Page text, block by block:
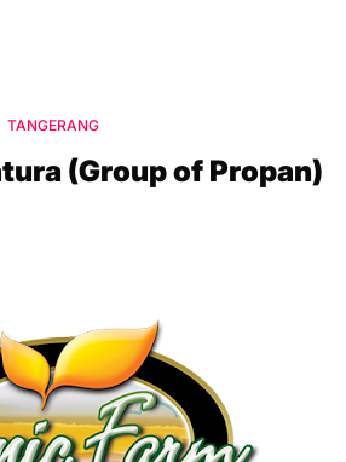
TANGERANG
(Group of Propan)